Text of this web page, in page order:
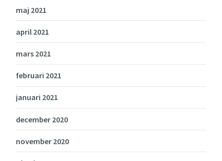
maj 2021
april 2021
mars 2021
februari 2021
januari 2021
december 2020
november 2020